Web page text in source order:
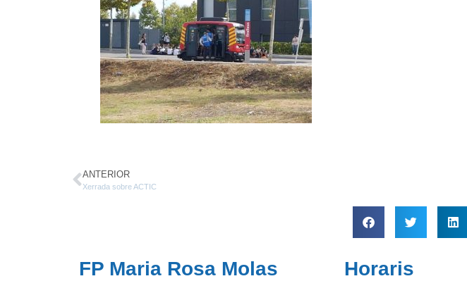
ANTERIOR
Xerrada sobre ACTIC
FP Maria Rosa Molas Horaris